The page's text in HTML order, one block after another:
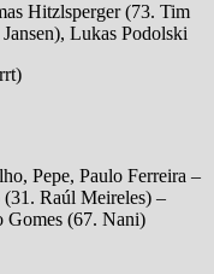
Hitzlsperger (73. Tim
Lukas Podolski
Pepe, Paulo Ferreira –
Raúl Meireles) –
Gomes (67. Nani)